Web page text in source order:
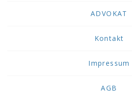
ADVOKAT
Kontakt
Impressum
AGB